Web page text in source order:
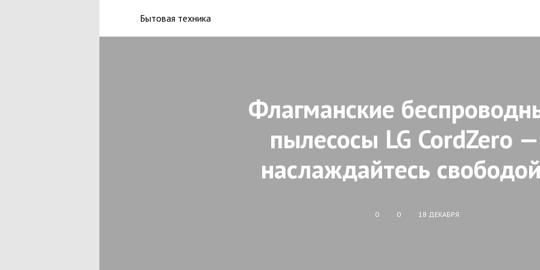
Бытовая техника
Флагманские
пылесосы LG CordZero —
наслаждайтесь
0 0 18 ДЕКАБРЯ